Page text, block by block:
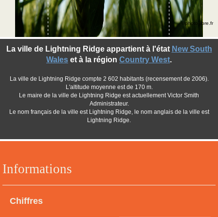
Informations
Chiffres
La ville de Lightning Ridge appartient à l'état New South
Wales et à la région Country West.
La ville de Lightning Ridge compte 2 602 habitants (recensement de 2006).
L'altitude moyenne est de 170 m.
Le maire de la ville de Lightning Ridge est actuellement Victor Smith
Administrateur.
Le nom français de la ville est Lightning Ridge, le nom anglais de la ville est
Lightning Ridge.
©photo-libre.fr